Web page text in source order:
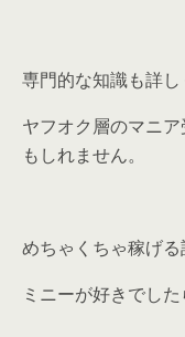
専門的な知識も詳し
ヤフオク層のマニ
もしれません。
めちゃくちゃ稼げる
ミニーが好きでし